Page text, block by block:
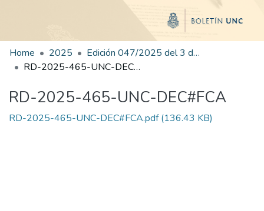
Home 2025
Edición 047/2025 del 3 de septiembre de 2025
RD-2025-465-UNC-DEC#FCA
RD-2025-465-UNC-DEC#FCA
RD-2025-465-UNC-DEC#FCA.pdf(136.43 KB)